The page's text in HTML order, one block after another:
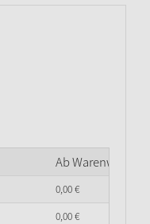
Ab Warenwert
0,00€
0,00€